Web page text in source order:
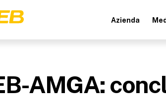
Azienda
AMGA: